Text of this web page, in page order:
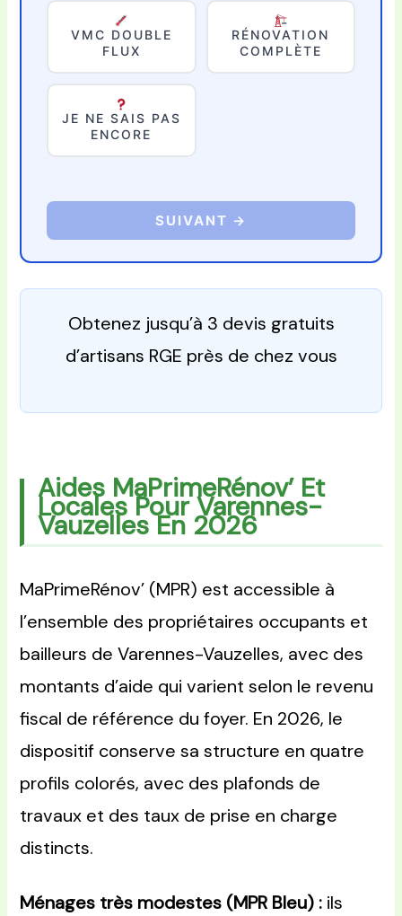
VMC DOUBLE
FLUX
RÉNOVATION
COMPLÈTE
JE NE SAIS PAS
ENCORE
SUIVANT →
Obtenez jusqu’à 3 devis gratuits
d’artisans RGE près de chez vous
Aides MaPrimeRénov’ Et
Locales Pour Varennes-
Vauzelles En 2026
MaPrimeRénov’ (MPR) est accessible à
l’ensemble des propriétaires occupants et
bailleurs de Varennes-Vauzelles, avec des
montants d’aide qui varient selon le revenu
fiscal de référence du foyer. En 2026, le
dispositif conserve sa structure en quatre
profils colorés, avec des plafonds de
travaux et des taux de prise en charge
distincts.
Ménages très modestes (MPR Bleu) : ils